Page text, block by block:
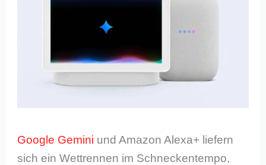
Google Gemini und Amazon Alexa+ liefern
sich ein Wettrennen im Schneckentempo,